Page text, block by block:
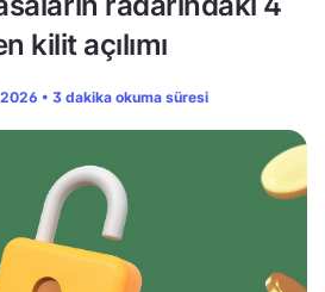
kilit açılımı
• 3 dakika okuma süresi